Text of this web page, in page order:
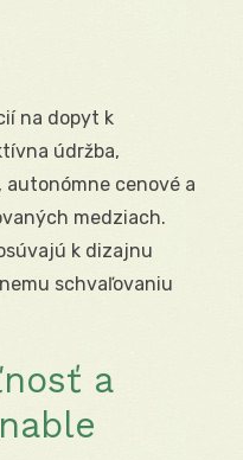
na dopyt k
údržba,
autonómne cenové a
medziach.
k dizajnu
schvaľovaniu
a